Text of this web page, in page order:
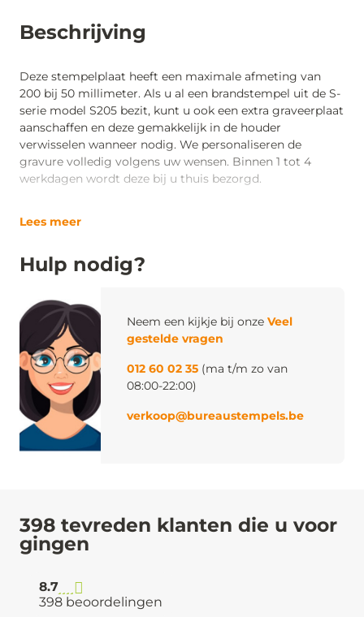
Beschrijving
Deze stempelplaat heeft een maximale afmeting van
200 bij 50 millimeter. Als u al een brandstempel uit de S-
serie model S205 bezit, kunt u ook een extra graveerplaat
aanschaffen en deze gemakkelijk in de houder
verwisselen wanneer nodig. We personaliseren de
gravure volledig volgens uw wensen. Binnen 1 tot 4
werkdagen wordt deze bij u thuis bezorgd.
Lees meer
Hulp nodig?
Neem een kijkje bij onze Veel
gestelde vragen
012 60 02 35 (ma t/m zo van
08:00-22:00)
verkoop@bureaustempels.be
398 tevreden klanten die u voor
gingen
8.7
398 beoordelingen